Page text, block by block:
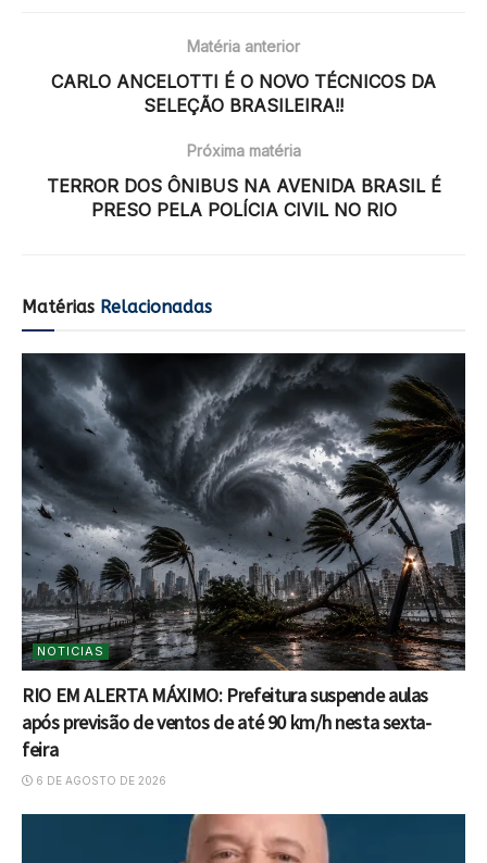
Matéria anterior
CARLO ANCELOTTI É O NOVO TÉCNICOS DA
SELEÇÃO BRASILEIRA!!
Próxima matéria
TERROR DOS ÔNIBUS NA AVENIDA BRASIL É
PRESO PELA POLÍCIA CIVIL NO RIO
Matérias Relacionadas
NOTICIAS
RIO EM ALERTA MÁXIMO: Prefeitura suspende aulas
após previsão de ventos de até 90 km/h nesta sexta-
feira
6 DE AGOSTO DE 2026